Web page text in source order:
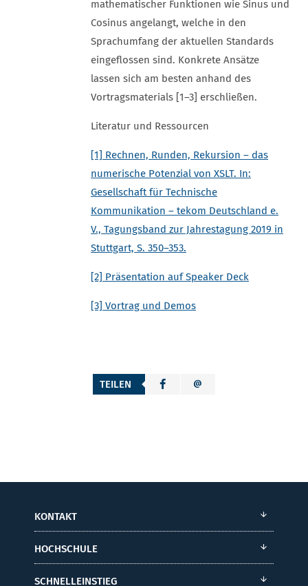
mathematischer Funktionen wie Sinus und
Cosinus angelangt, welche in den
Sprachumfang der aktuellen Standards
eingeflossen sind. Konkrete Ansätze
lassen sich am besten anhand des
Vortragsmaterials [1–3] erschließen.
Literatur und Ressourcen
[1] Rechnen, Runden, Rekursion – das
numerische Potenzial von XSLT. In:
Gesellschaft für Technische
Kommunikation – tekom Deutschland e.
V., Tagungsband zur Jahrestagung 2019 in
Stuttgart, S. 350–353.
[2] Präsentation auf Speaker Deck
[3] Vortrag und Demos
TEILEN
KONTAKT
HOCHSCHULE
SCHNELLEINSTIEG